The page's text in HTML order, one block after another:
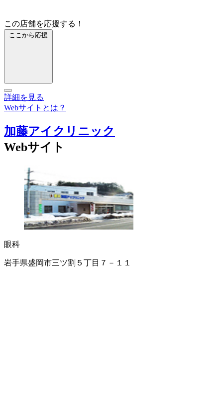
この店舗を応援する！
ここから応援
詳細を見る
Webサイトとは？
加藤アイクリニック
Webサイト
眼科
岩手県盛岡市三ツ割５丁目７－１１